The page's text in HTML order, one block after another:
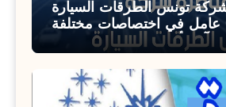
تونس الطرقات السيارة
لانتداب 200 عامل في اختصاصات مختلفة
آخر أجل : 21 جويلية 2026